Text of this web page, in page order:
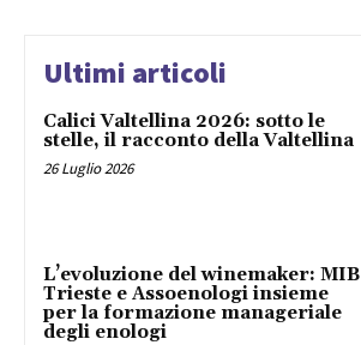
Ultimi articoli
Calici Valtellina 2026: sotto le
stelle, il racconto della Valtellina
26 Luglio 2026
L’evoluzione del winemaker: MIB
Trieste e Assoenologi insieme
per la formazione manageriale
degli enologi